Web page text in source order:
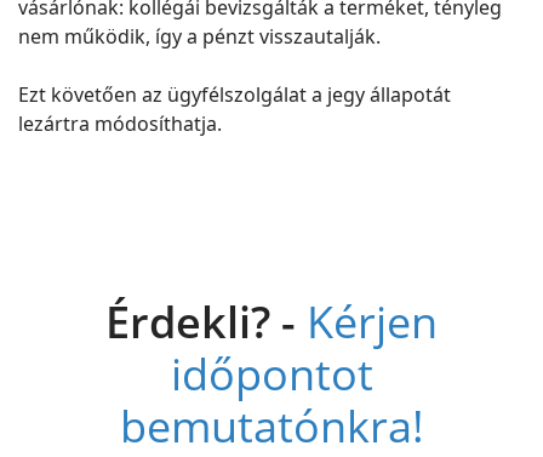
vásárlónak: kollégái bevizsgálták a terméket, tényleg
nem működik, így a pénzt visszautalják.
Ezt követően az ügyfélszolgálat a jegy állapotát
lezártra módosíthatja.
Érdekli? - Kérjen
időpontot
bemutatónkra!